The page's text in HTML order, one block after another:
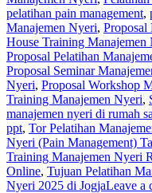
pelatihan pain management,
Manajemen Nyeri,
House Training Manajemen
Proposal Pelatihan
Proposal Seminar
Nyeri, Proposal Workshop
Training Manajemen Nyeri,
manajemen nyeri di rumah
ppt, Tor Pelatihan
Nyeri (Pain Management)
Training Manajemen Nyeri
Online, Tujuan Pelatihan
Nyeri 2025 di JogjaLeave a